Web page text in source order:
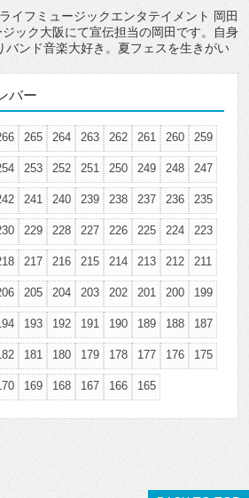
イフミュージックエンタテイメント 岡田
ック大阪にて宣伝担当の岡田です。自身
バンド音楽大好き。夏フェスを生きがい
バー
265 264 263 262 261 260 259
253 252 251 250 249 248 247
241 240 239 238 237 236 235
229 228 227 226 225 224 223
217 216 215 214 213 212 211
205 204 203 202 201 200 199
193 192 191 190 189 188 187
181 180 179 178 177 176 175
169 168 167 166 165